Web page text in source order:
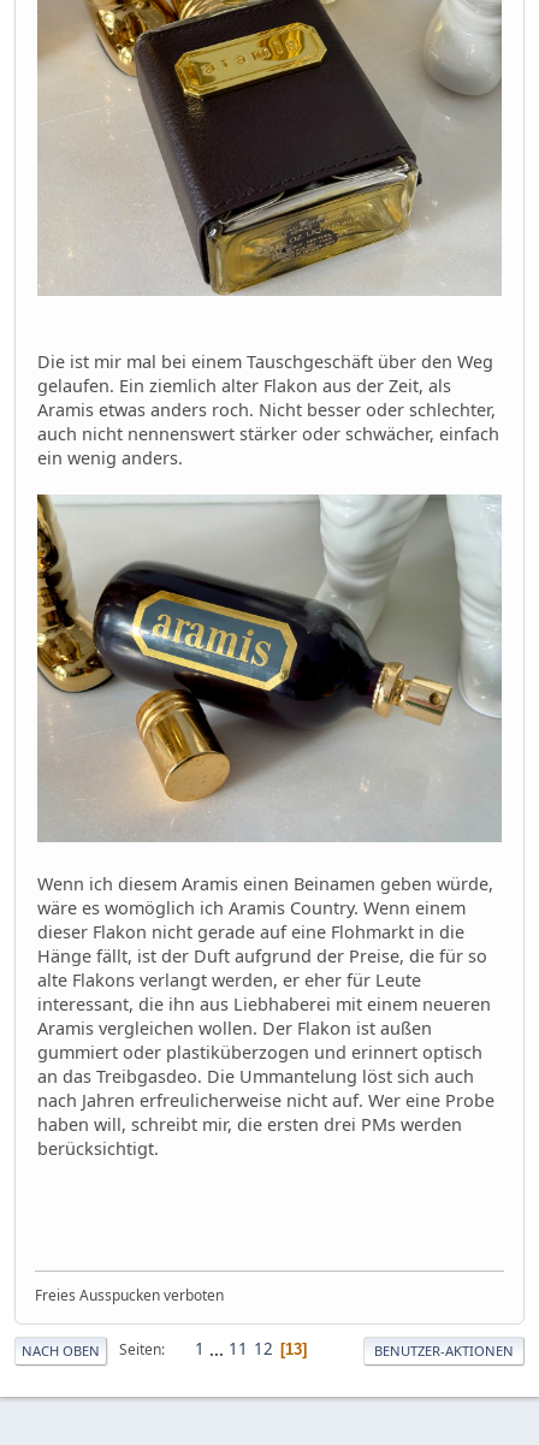
Die ist mir mal bei einem Tauschgeschäft über den Weg
gelaufen. Ein ziemlich alter Flakon aus der Zeit, als
Aramis etwas anders roch. Nicht besser oder schlechter,
auch nicht nennenswert stärker oder schwächer, einfach
ein wenig anders.
Wenn ich diesem Aramis einen Beinamen geben würde,
wäre es womöglich ich Aramis Country. Wenn einem
dieser Flakon nicht gerade auf eine Flohmarkt in die
Hänge fällt, ist der Duft aufgrund der Preise, die für so
alte Flakons verlangt werden, er eher für Leute
interessant, die ihn aus Liebhaberei mit einem neueren
Aramis vergleichen wollen. Der Flakon ist außen
gummiert oder plastiküberzogen und erinnert optisch
an das Treibgasdeo. Die Ummantelung löst sich auch
nach Jahren erfreulicherweise nicht auf. Wer eine Probe
haben will, schreibt mir, die ersten drei PMs werden
berücksichtigt.
Freies Ausspucken verboten
NACH OBEN Seiten 1 ... 11 12 13 BENUTZER-AKTIONEN